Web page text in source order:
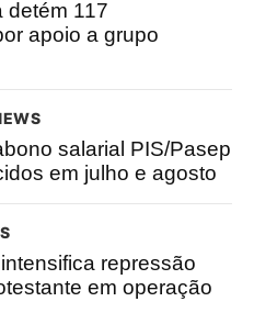
detém 117
apoio a grupo
salarial PIS/Pasep
em julho e agosto
repressão
em operação